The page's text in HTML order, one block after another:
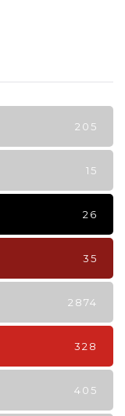
205
15
26
35
2874
328
405